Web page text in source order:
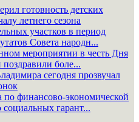
готовность детских
летнего сезона
участков в период
Совета народн...
мероприятии в честь Дня
боле...
сегодня прозвучал
по финансово-экономической
гарант...